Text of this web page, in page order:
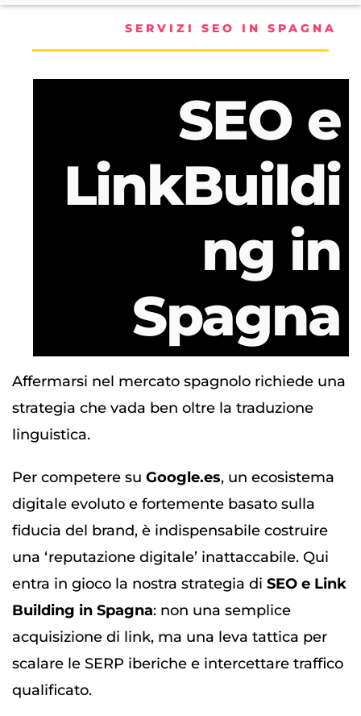
SERVIZI SEO IN SPAGNA
SEO e
LinkBuildi
ng in
Spagna
Affermarsi nel mercato spagnolo richiede una
strategia che vada ben oltre la traduzione
linguistica.
Per competere su Google.es, un ecosistema
digitale evoluto e fortemente basato sulla
fiducia del brand, è indispensabile costruire
una ‘reputazione digitale’ inattaccabile. Qui
entra in gioco la nostra strategia di SEO e Link
Building in Spagna: non una semplice
acquisizione di link, ma una leva tattica per
scalare le SERP iberiche e intercettare traffico
qualificato.